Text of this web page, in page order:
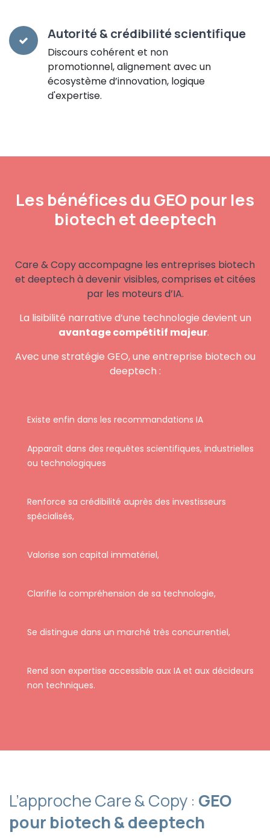
Autorité & crédibilité scientifique
Discours cohérent et non
promotionnel, alignement avec un
écosystème d’innovation, logique
d'expertise.
Les bénéfices du GEO pour les
biotech et deeptech
Care & Copy accompagne les entreprises biotech
et deeptech à devenir visibles, comprises et citées
par les moteurs d’IA.
La lisibilité narrative d’une technologie devient un
avantage compétitif majeur.
Avec une stratégie GEO, une entreprise biotech ou
deeptech :
Existe enfin dans les recommandations IA
Apparaît dans des requêtes scientifiques, industrielles
ou technologiques
Renforce sa crédibilité auprès des investisseurs
spécialisés,
Valorise son capital immatériel,
Clarifie la compréhension de sa technologie,
Se distingue dans un marché très concurrentiel,
Rend son expertise accessible aux IA et aux décideurs
non techniques.
L’approche Care & Copy : GEO
pour biotech & deeptech